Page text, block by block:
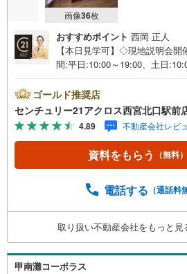
画像36枚
おすすめポイント 西岡 正人
【本日見学可】◇現地説明会
間:平日:10:00～19:00、土日
つき陽当たり眺望通風良好♪広
ルコニー付き。駐車1台無料で
一種低層の閑静な住宅街に立地
スグループの3つの特徴○■セン
連続No.1（1997年～2024年
崎・伊丹・宝塚にて8店舗展開
います。 8店舗すべて駅前に
扱い物件多数ございます。 地
台の新築戸建や、1000万円台の
物件を取り扱っています。
い物件もご紹介できます。お気
ゴールド推奨店
センチュリー21アクロス西宮北口駅前
4.89 不動産会社レビ
資料をもらう （無料）
電話する （通話料
取り扱い不動産会社をもっと見
甲南灘コーポラス